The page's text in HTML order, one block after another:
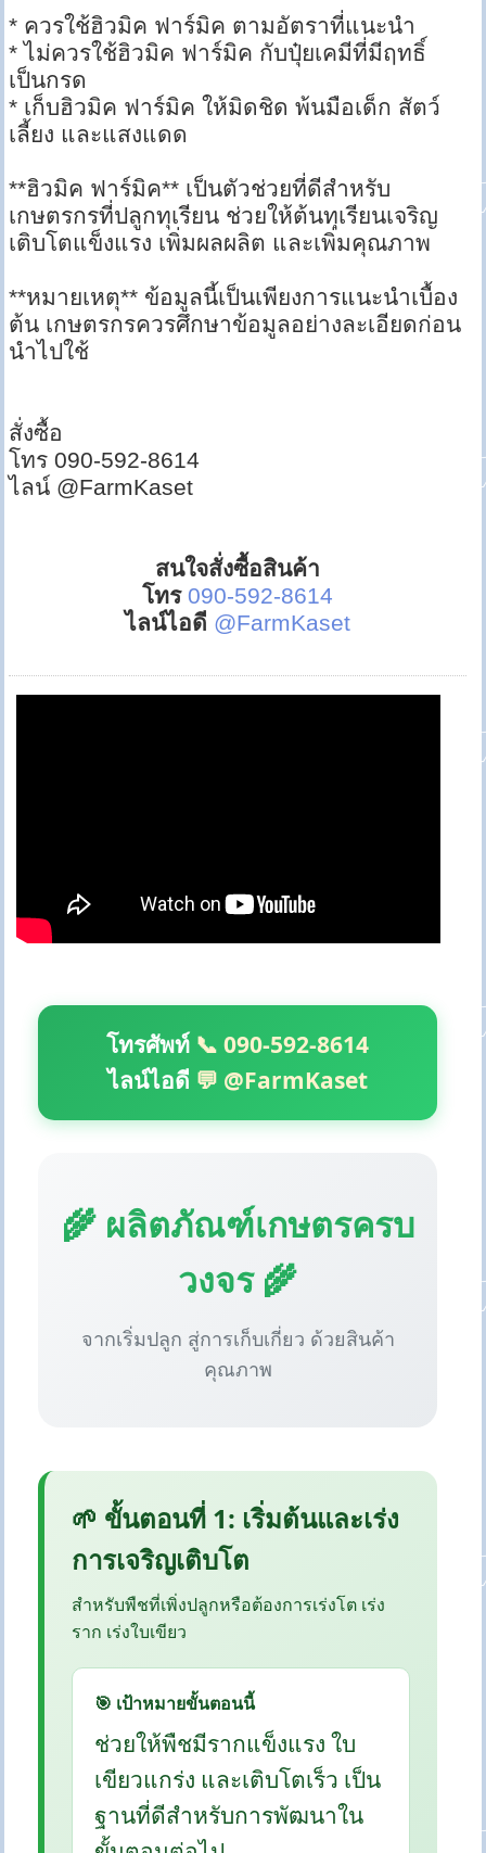
* ควรใช้ฮิวมิค ฟาร์มิค ตามอัตราที่แนะนำ
* ไม่ควรใช้ฮิวมิค ฟาร์มิค กับปุ๋ยเคมีที่มีฤทธิ์
เป็นกรด
* เก็บฮิวมิค ฟาร์มิค ให้มิดชิด พ้นมือเด็ก สัตว์
เลี้ยง และแสงแดด
**ฮิวมิค ฟาร์มิค** เป็นตัวช่วยที่ดีสำหรับ
เกษตรกรที่ปลูกทุเรียน ช่วยให้ต้นทุเรียนเจริญ
เติบโตแข็งแรง เพิ่มผลผลิต และเพิ่มคุณภาพ
**หมายเหตุ** ข้อมูลนี้เป็นเพียงการแนะนำเบื้อง
ต้น เกษตรกรควรศึกษาข้อมูลอย่างละเอียดก่อน
นำไปใช้
สั่งซื้อ
โทร 090-592-8614
ไลน์ @FarmKaset
สนใจสั่งซื้อสินค้า
โทร 090-592-8614
ไลน์ไอดี @FarmKaset
โทรศัพท์ 📞 090-592-8614
ไลน์ไอดี 💬 @FarmKaset
🌾 ผลิตภัณฑ์เกษตรครบ
วงจร 🌾
จากเริ่มปลูก สู่การเก็บเกี่ยว ด้วยสินค้า
คุณภาพ
🌱 ขั้นตอนที่ 1: เริ่มต้นและเร่ง
การเจริญเติบโต
สำหรับพืชที่เพิ่งปลูกหรือต้องการเร่งโต เร่ง
ราก เร่งใบเขียว
🎯 เป้าหมายขั้นตอนนี้
ช่วยให้พืชมีรากแข็งแรง ใบ
เขียวแกร่ง และเติบโตเร็ว เป็น
ฐานที่ดีสำหรับการพัฒนาใน